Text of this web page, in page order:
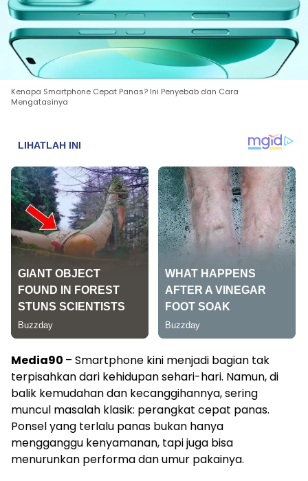
Kenapa Smartphone Cepat Panas? Ini Penyebab dan Cara
Mengatasinya
Media90 – Smartphone kini menjadi bagian tak
terpisahkan dari kehidupan sehari-hari. Namun, di
balik kemudahan dan kecanggihannya, sering
muncul masalah klasik: perangkat cepat panas.
Ponsel yang terlalu panas bukan hanya
mengganggu kenyamanan, tapi juga bisa
menurunkan performa dan umur pakainya.